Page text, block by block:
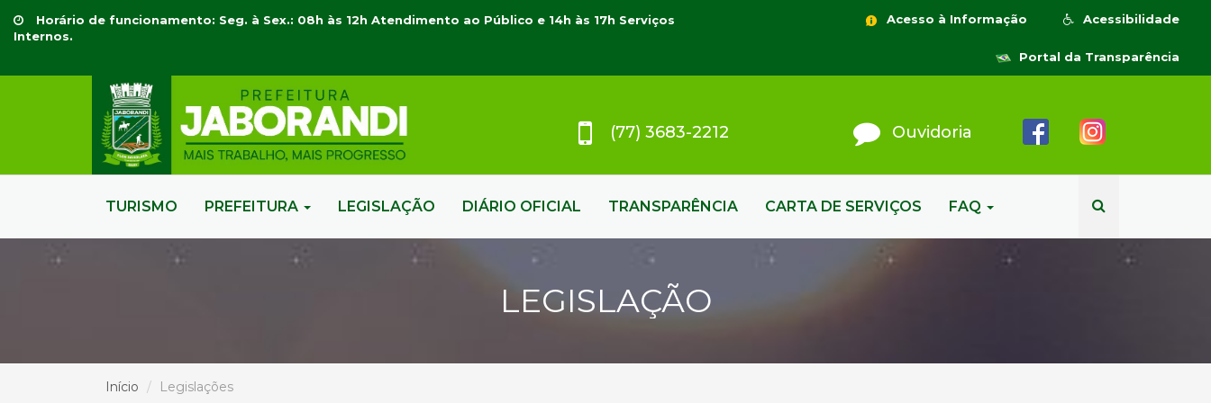
Horário de funcionamento: Seg. à Sex.: 08h às 12h Atendimento ao Público e 14h às 17h Serviços
Internos.
Acessibilidade
Acesso à Informação
Portal da Transparência
(77) 3683-2212 Ouvidoria
TURISMO PREFEITURA LEGISLAÇÃO DIÁRIO OFICIAL TRANSPARÊNCIA CARTA DE SERVIÇOS FAQ
LEGISLAÇÃO
Início Legislações